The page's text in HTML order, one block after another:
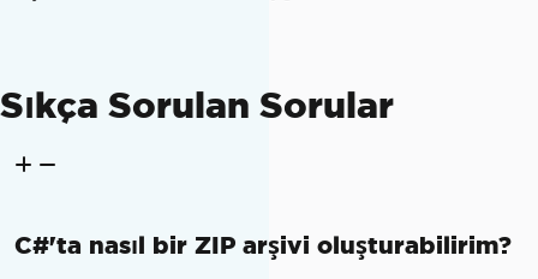
Sıkça Sorulan Sorular
C#'ta nasıl bir ZIP arşivi oluşturabilirim?